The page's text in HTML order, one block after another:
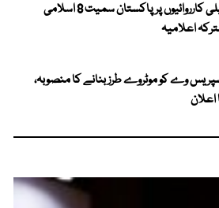
غزہ میں اسرائیلی کارروائیوں پر پاکستان سمیت 8 اسلامی
اعلامیہ
وے کو موٹروے طرز بنانے کا منصوبہ،